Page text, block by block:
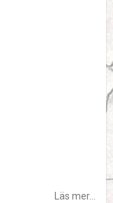
Läs mer...